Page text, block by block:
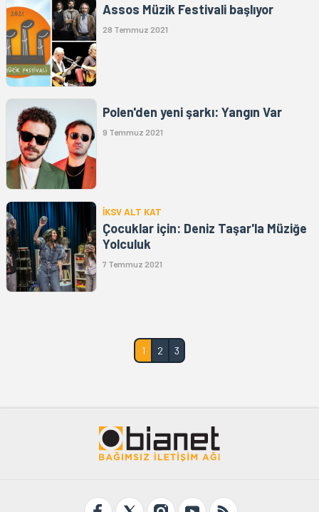
Assos Müzik Festivali başlıyor
28 Temmuz 2021
Polen'den yeni şarkı: Yangın Var
9 Temmuz 2021
İKSV ALT KAT
Çocuklar için: Deniz Taşar'la Müziğe
Yolculuk
7 Temmuz 2021
1 2 3